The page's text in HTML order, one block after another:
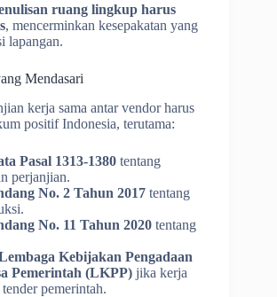
ruang lingkup harus
, mencerminkan kesepakatan yang
lapangan.
Mendasari
kerja sama antar vendor harus
positif Indonesia, terutama:
Pasal 1313-1380 tentang
perjanjian.
No. 2 Tahun 2017 tentang
No. 11 Tahun 2020 tentang
Kebijakan Pengadaan
Pemerintah (LKPP) jika kerja
pemerintah.